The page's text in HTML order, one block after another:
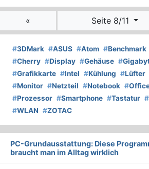
« Seite 8/11
#3DMark #ASUS #Atom #Benchmark
#Cherry #Display #Gehäuse #
#Grafikkarte #Intel #Kühlung #Lüfter
#Monitor #Netzteil #Notebook #
#Prozessor #Smartphone #Tastatur #
#WLAN #ZOTAC
PC-Grundausstattung: Diese
braucht man im Alltag wirklich